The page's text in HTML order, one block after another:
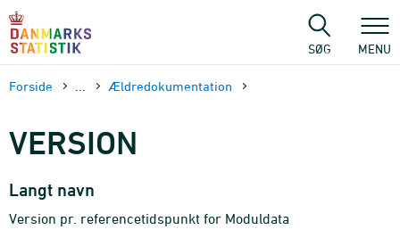
sidens
SØG MENU
Forside Ældredokumentation
VERSION
Langt navn
Version pr. referencetidspunkt for Moduldata